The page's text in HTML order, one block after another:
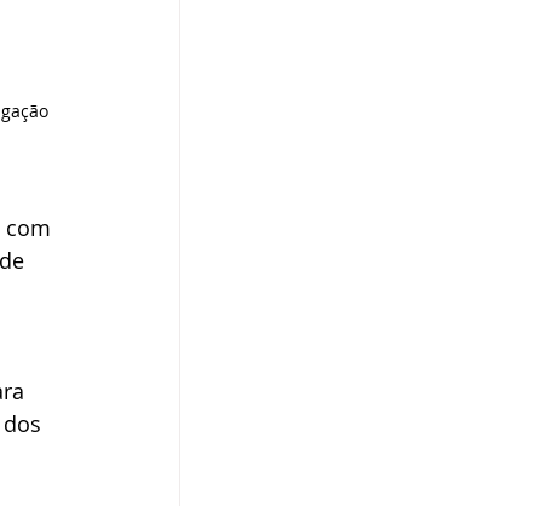
com